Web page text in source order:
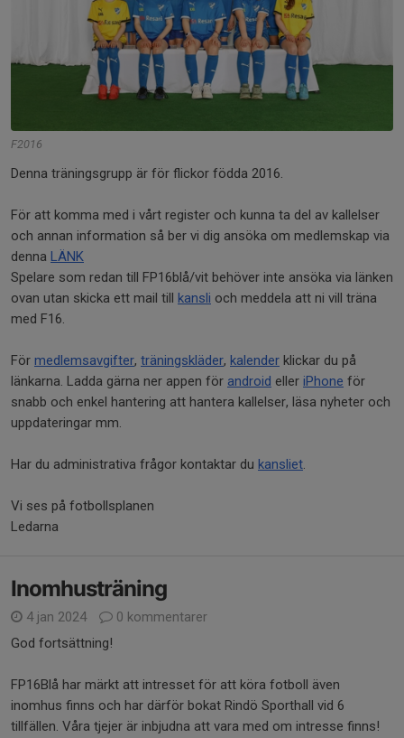
F2016
Denna träningsgrupp är för flickor födda 2016.
För att komma med i vårt register och kunna ta del av kallelser
och annan information så ber vi dig ansöka om medlemskap via
denna LÄNK
Spelare som redan till FP16blå/vit behöver inte ansöka via länken
ovan utan skicka ett mail till
kansli och meddela att ni vill träna
med F16.
För medlemsavgifter, träningskläder, kalender klickar du på
länkarna. Ladda gärna ner appen för android eller iPhone för
snabb och enkel hantering att hantera kallelser, läsa nyheter och
uppdateringar mm.
Har du administrativa frågor kontaktar du kansliet.
Vi ses på fotbollsplanen
Ledarna
Inomhusträning
4 jan 2024
0 kommentarer
God fortsättning!
FP16Blå har märkt att intresset för att köra fotboll även
inomhus finns och har därför bokat Rindö Sporthall vid 6
tillfällen. Våra tjejer är inbjudna att vara med om intresse finns!